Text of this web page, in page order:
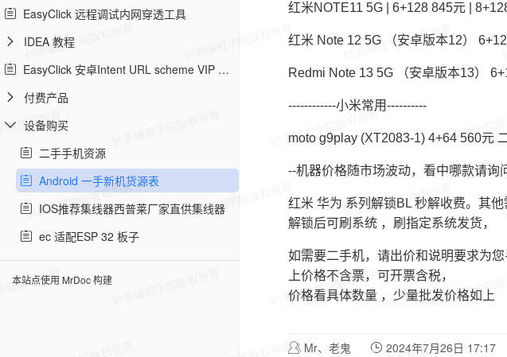
EasyClick 远程调试内网穿透工具
IDEA 教程
EasyClick 安卓Intent URL scheme VIP 教程
付费产品
设备购买
二手手机资源
Android 一手新机货源表
IOS推荐集线器西普莱厂家直供集线器
ec 适配ESP 32 板子
本站点使用 MrDoc 构建
红米NOTE11 5G | 6+128 845元 |
红米 Note 12 5G （安卓版本12）
Redmi Note 13 5G （安卓版本13）
------------小米常用----------
moto g9play (XT2083-1) 4+64 560元
--机器价格随市场波动，看中哪款请询
红米 华为 系列解锁BL 秒解收费。其
解锁后可刷系统 ，刷指定系统发货，
如需要二手机，请出价和说明要求为您
上价格不含票，可开票含税，
价格看具体数量 ，少量批发价格如上
Mr、老鬼 2024年7月26日 17:17